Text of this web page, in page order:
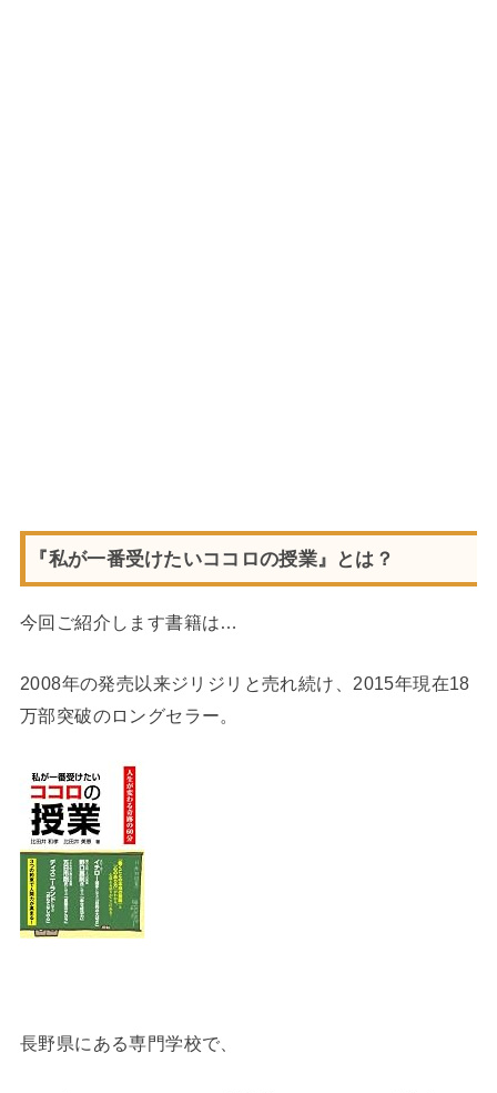
『私が一番受けたいココロの授業』とは？
今回ご紹介します書籍は…
2008年の発売以来ジリジリと売れ続け、2015年現在18
万部突破のロングセラー。
長野県にある専門学校で、